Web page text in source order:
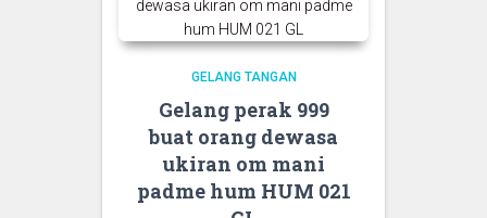
GELANG TANGAN
Gelang perak 999
buat orang dewasa
ukiran om mani
padme hum HUM 021